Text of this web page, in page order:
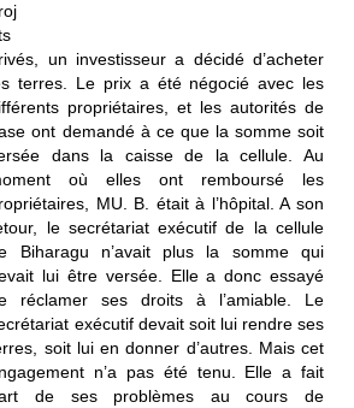
un investisseur a décidé d’acheter
terres. Le prix a été négocié avec les
propriétaires, et les autorités de
ont demandé à ce que la somme soit
dans la caisse de la cellule. Au
où elles ont remboursé les
MU. B. était à l’hôpital. A son
le secrétariat exécutif de la cellule
Biharagu n’avait plus la somme qui
lui être versée. Elle a donc essayé
réclamer ses droits à l’amiable. Le
exécutif devait soit lui rendre ses
soit lui en donner d’autres. Mais cet
n’a pas été tenu. Elle a fait
de ses problèmes au cours de